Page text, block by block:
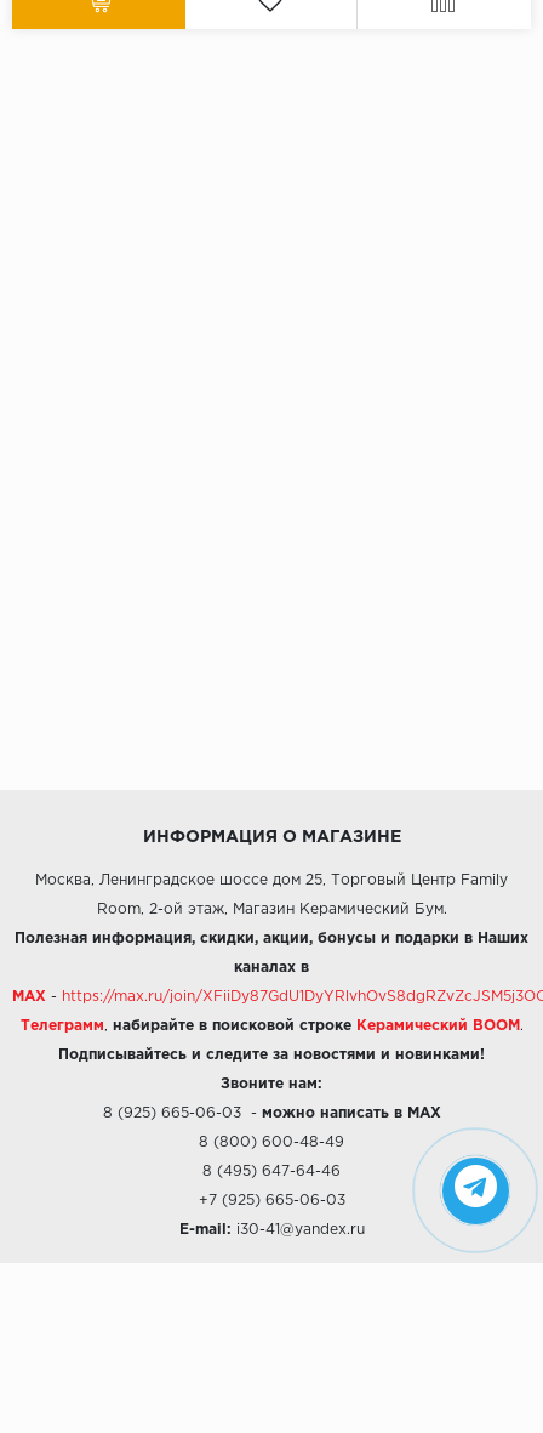
ИНФОРМАЦИЯ О МАГАЗИНЕ
Москва, Ленинградское шоссе дом 25, Торговый Центр Family
Room, 2-ой этаж, Магазин Керамический Бум.
Полезная информация, скидки, акции, бонусы и подарки в Наших
каналах в
MAX - https://max.ru/join/
Телеграмм набирайте в поисковой строке Керамический BOOM .
Подписывайтесь и следите за новостями и новинками!
Звоните нам:
8 (925) 665-06-03- можно написать в MAX
8 (800) 600-48-49
8 (495) 647-64-46
+7 (925) 665-06-03
E-mail: i30-41@yandex.ru